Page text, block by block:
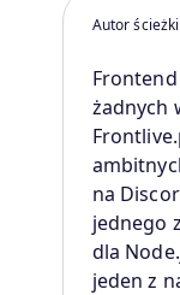
Autor ścieżki
żadnych
na
jednego
dla
jeden z